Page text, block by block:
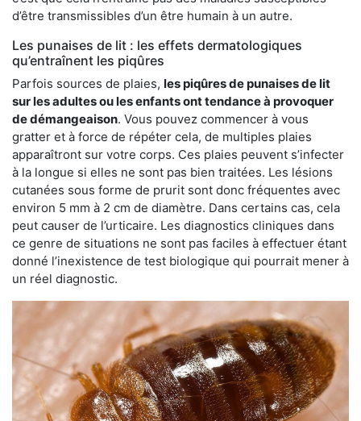
d’être transmissibles d’un être humain à un autre.
Les punaises de lit : les effets dermatologiques
qu’entraînent les piqûres
Parfois sources de plaies, les piqûres de punaises de lit
sur les adultes ou les enfants ont tendance à provoquer
de démangeaison. Vous pouvez commencer à vous
gratter et à force de répéter cela, de multiples plaies
apparaîtront sur votre corps. Ces plaies peuvent s’infecter
à la longue si elles ne sont pas bien traitées. Les lésions
cutanées sous forme de prurit sont donc fréquentes avec
environ 5 mm à 2 cm de diamètre. Dans certains cas, cela
peut causer de l’urticaire. Les diagnostics cliniques dans
ce genre de situations ne sont pas faciles à effectuer étant
donné l’inexistence de test biologique qui pourrait mener à
un réel diagnostic.